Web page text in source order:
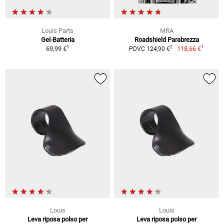
Louis Parts
Gel-Batteria
69,99 €1
MRA
Roadshield Parabrezza
PDVC 124,90 €2 118,66 €1
Louis
Leva riposa polso per
Louis
Leva riposa polso per